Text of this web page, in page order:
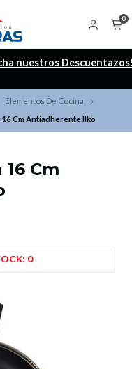
0
nuestros Descuentazos!
Elementos De Cocina
Cm Antiadherente Ilko
Cm
0